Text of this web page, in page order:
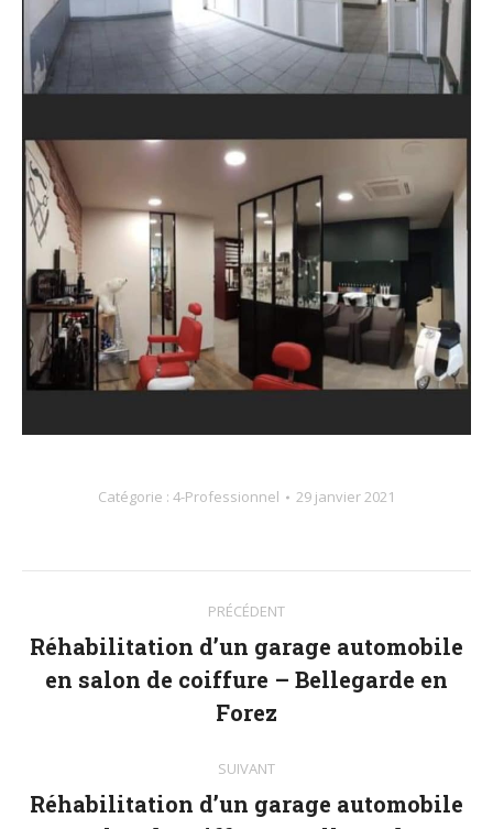
Catégorie : 4-Professionnel 29 janvier 2021
Navigation
album
PRÉCÉDENT
Album
précédent
Réhabilitation d’un garage automobile
en salon de coiffure – Bellegarde en
Forez
SUIVANT
Réhabilitation d’un garage automobile